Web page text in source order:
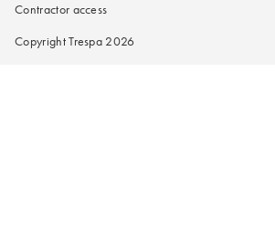
Contractor access
Copyright Trespa 2026